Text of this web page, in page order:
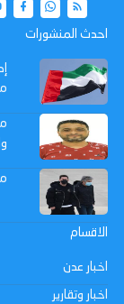
احدث المنشورات
الاقسام
اخبار عدن
اخبار وتقارير